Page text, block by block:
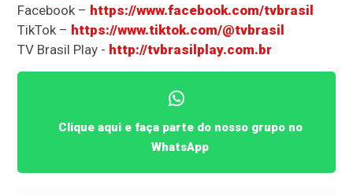
Facebook – https://www.facebook.com/tvbrasil
TikTok – https://www.tiktok.com/@tvbrasil
TV Brasil Play - http://tvbrasilplay.com.br
Clique aqui e faça parte do nosso grupo no
WhatsApp